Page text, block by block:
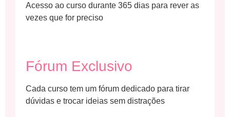
Acesso ao curso durante 365 dias para rever as
vezes que for preciso
Fórum Exclusivo
Cada curso tem um fórum dedicado para tirar
dúvidas e trocar ideias sem distrações